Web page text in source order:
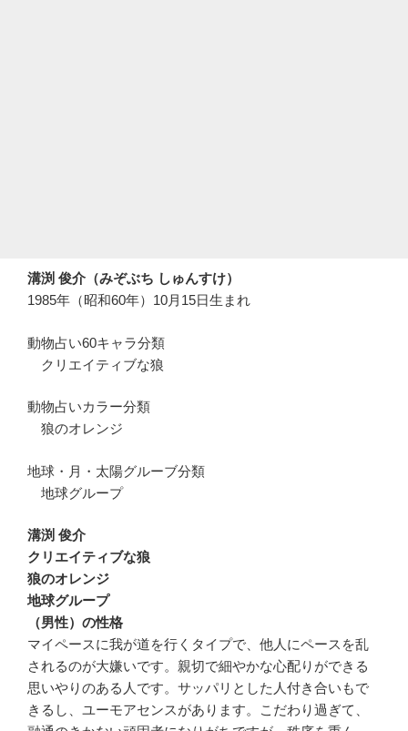
溝渕 俊介（みぞぶち しゅんすけ）
1985年（昭和60年）10月15日生まれ
動物占い60キャラ分類
クリエイティブな狼
動物占いカラー分類
狼のオレンジ
地球・月・太陽グルーブ分類
地球グループ
溝渕 俊介
クリエイティブな狼
狼のオレンジ
地球グループ
（男性）の性格
マイペースに我が道を行くタイプで、他人にペースを乱
されるのが大嫌いです。親切で細やかな心配りができる
思いやりのある人です。サッパリとした人付き合いもで
きるし、ユーモアセンスがあります。こだわり過ぎて、